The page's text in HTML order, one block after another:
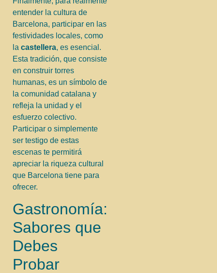
entender la cultura de
Barcelona, participar en las
festividades locales, como
la castellera, es esencial.
Esta tradición, que consiste
en construir torres
humanas, es un símbolo de
la comunidad catalana y
refleja la unidad y el
esfuerzo colectivo.
Participar o simplemente
ser testigo de estas
escenas te permitirá
apreciar la riqueza cultural
que Barcelona tiene para
ofrecer.
Gastronomía:
Sabores que
Debes
Probar